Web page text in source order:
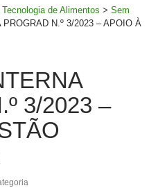
de Alimentos > Sem
N.º 3/2023 – APOIO À
3/2023 –